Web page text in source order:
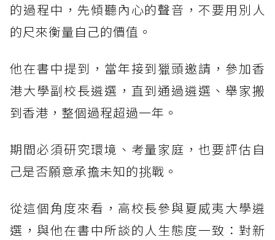
的過程中，先傾聽內心的聲音，不要用別人
的尺來衡量自己的價值。
他在書中提到，當年接到獵頭邀請，參加香
港大學副校長遴選，直到通過遴選、舉家搬
到香港，整個過程超過一年。
期間必須研究環境、考量家庭，也要評估自
己是否願意承擔未知的挑戰。
從這個角度來看，高校長參與夏威夷大學遴
選，與他在書中所談的人生態度一致：對新